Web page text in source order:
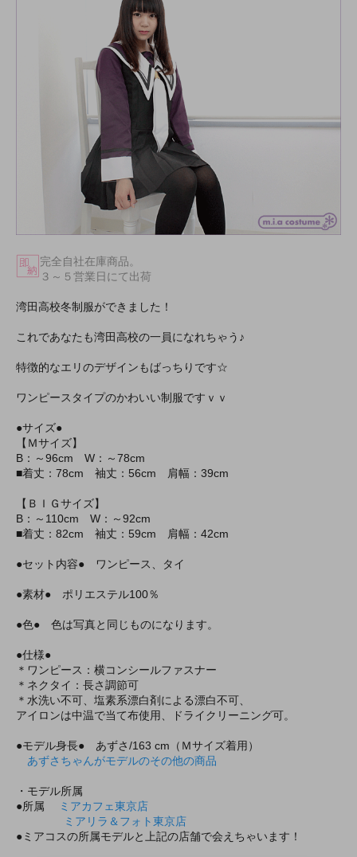
完全自社在庫商品。
３～５営業日にて出荷
湾田高校冬制服ができました！
これであなたも湾田高校の一員になれちゃう♪
特徴的なエリのデザインもばっちりです☆
ワンピースタイプのかわいい制服ですｖｖ
●サイズ●
【Ｍサイズ】
B：～96cm W：～78cm
■着丈：78cm 袖丈：56cm 肩幅：39cm
【ＢＩＧサイズ】
B：～110cm W：～92cm
■着丈：82cm 袖丈：59cm 肩幅：42cm
●セット内容● ワンピース、タイ
●素材● ポリエステル100％
●色● 色は写真と同じものになります。
●仕様●
＊ワンピース：横コンシールファスナー
＊ネクタイ：長さ調節可
＊水洗い不可、塩素系漂白剤による漂白不可、
アイロンは中温で当て布使用、ドライクリーニング可。
●モデル身長● あずさ/163 cm（Ｍサイズ着用）
あずさちゃんがモデルのその他の商品
・モデル所属
●所属
ミアカフェ東京店
ミアリラ＆フォト東京店
●ミアコスの所属モデルと上記の店舗で会えちゃいます！